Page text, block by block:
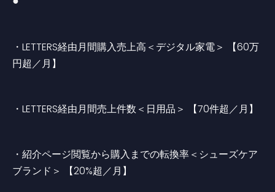
・LETTERS経由月間購入売上高＜デジタル家電＞ 【60万
円超／月】
・LETTERS経由月間売上件数＜日用品＞ 【70件超／月】
・紹介ページ閲覧から購入までの転換率＜シューズケア
ブランド＞ 【20%超／月】